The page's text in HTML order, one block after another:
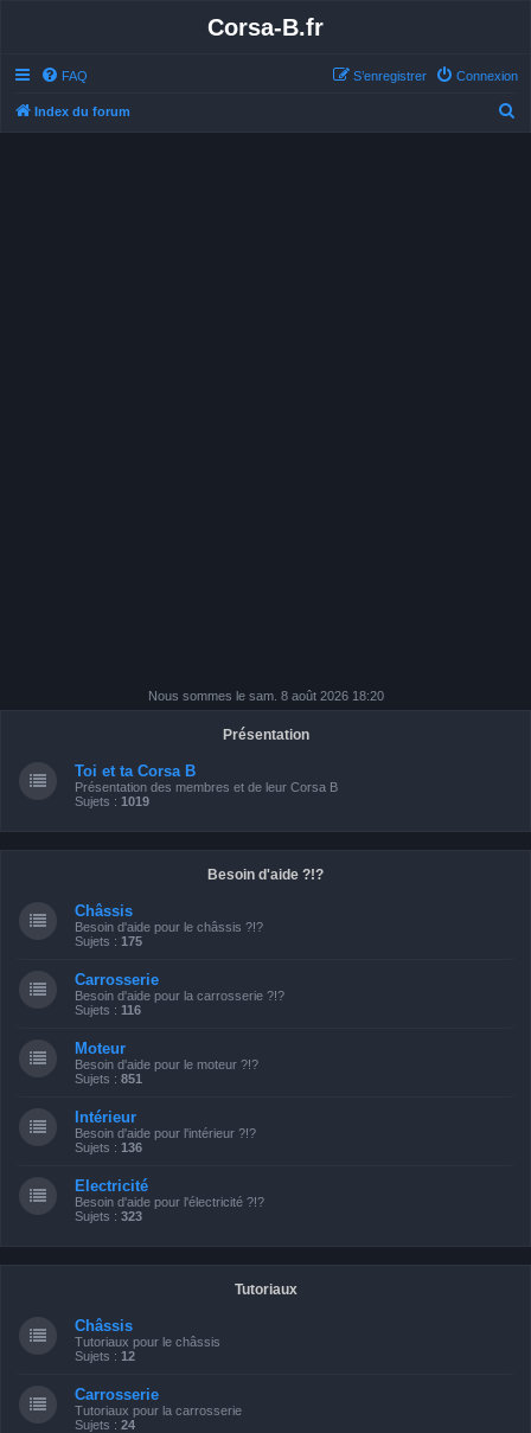
Corsa-B.fr
FAQ Connexion
S’enregistrer
Index du forum
Nous sommes le sam. 8 août 2026 18:20
Présentation
Toi et ta Corsa B
Présentation des membres et de leur Corsa B
Sujets : 1019
Besoin d'aide ?!?
Châssis
Besoin d'aide pour le châssis ?!?
Sujets : 175
Carrosserie
Besoin d'aide pour la carrosserie ?!?
Sujets : 116
Moteur
Besoin d'aide pour le moteur ?!?
Sujets : 851
Intérieur
Besoin d'aide pour l'intérieur ?!?
Sujets : 136
Electricité
Besoin d'aide pour l'électricité ?!?
Sujets : 323
Tutoriaux
Châssis
Tutoriaux pour le châssis
Sujets : 12
Carrosserie
Tutoriaux pour la carrosserie
Sujets : 24